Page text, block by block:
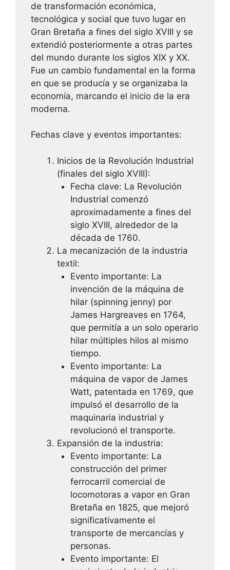
de transformación económica,
tecnológica y social que tuvo lugar en
Gran Bretaña a fines del siglo XVIII y se
extendió posteriormente a otras partes
del mundo durante los siglos XIX y XX.
Fue un cambio fundamental en la forma
en que se producía y se organizaba la
economía, marcando el inicio de la era
moderna.
Fechas clave y eventos importantes:
Inicios de la Revolución Industrial
(finales del siglo XVIII):
Fecha clave: La Revolución
Industrial comenzó
aproximadamente a fines del
siglo XVIII, alrededor de la
década de 1760.
La mecanización de la industria
textil:
Evento importante: La
invención de la máquina de
hilar (spinning jenny) por
James Hargreaves en 1764,
que permitía a un solo operario
hilar múltiples hilos al mismo
tiempo.
Evento importante: La
máquina de vapor de James
Watt, patentada en 1769, que
impulsó el desarrollo de la
maquinaria industrial y
revolucionó el transporte.
Expansión de la industria:
Evento importante: La
construcción del primer
ferrocarril comercial de
locomotoras a vapor en Gran
Bretaña en 1825, que mejoró
significativamente el
transporte de mercancías y
personas.
Evento importante: El